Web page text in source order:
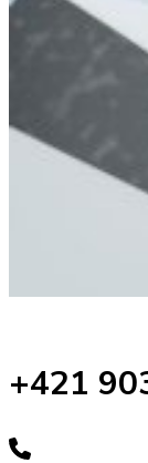
+421